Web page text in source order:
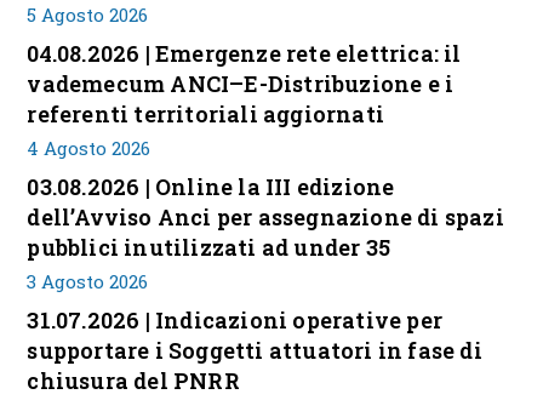
5 Agosto 2026
04.08.2026 | Emergenze rete elettrica: il
vademecum ANCI–E-Distribuzione e i
referenti territoriali aggiornati
4 Agosto 2026
03.08.2026 | Online la III edizione
dell’Avviso Anci per assegnazione di spazi
pubblici inutilizzati ad under 35
3 Agosto 2026
31.07.2026 | Indicazioni operative per
supportare i Soggetti attuatori in fase di
chiusura del PNRR